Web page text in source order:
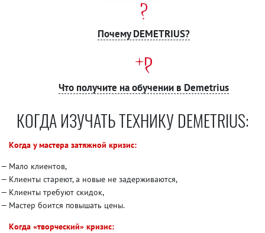
Почему DEMETRIUS?
Что получите на обучении в Demetrius
КОГДА ИЗУЧАТЬ ТЕХНИКУ DEMETRIUS:
Когда у мастера затяжной кризис:
Мало клиентов,
Клиенты стареют, а новые не задерживаются,
Клиенты требуют скидок,
Мастер боится повышать цены.
Когда «творческий» кризис: